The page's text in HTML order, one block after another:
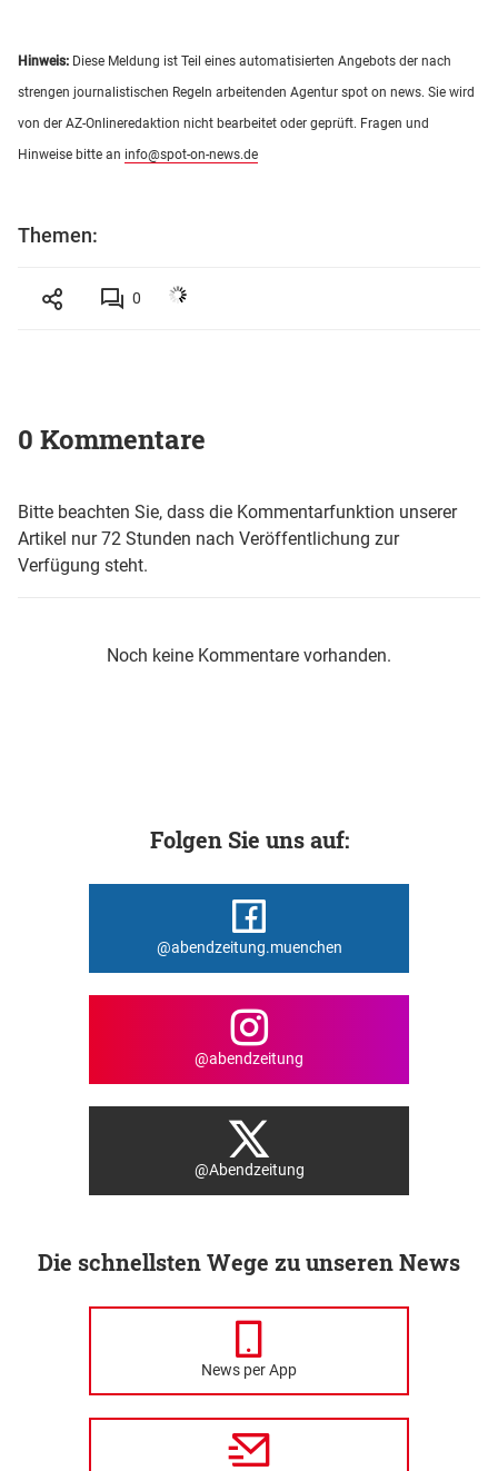
Hinweis: Diese Meldung ist Teil eines automatisierten Angebots der nach
strengen journalistischen Regeln arbeitenden Agentur spot on news. Sie wird
von der AZ-Onlineredaktion nicht bearbeitet oder geprüft. Fragen und
Hinweise bitte an info@spot-on-news.de
Themen:
0
0 Kommentare
Bitte beachten Sie, dass die Kommentarfunktion unserer
Artikel nur 72 Stunden nach Veröffentlichung zur
Verfügung steht.
Noch keine Kommentare vorhanden.
Folgen Sie uns auf:
@abendzeitung.muenchen
@abendzeitung
@Abendzeitung
Die schnellsten Wege zu unseren News
News per App